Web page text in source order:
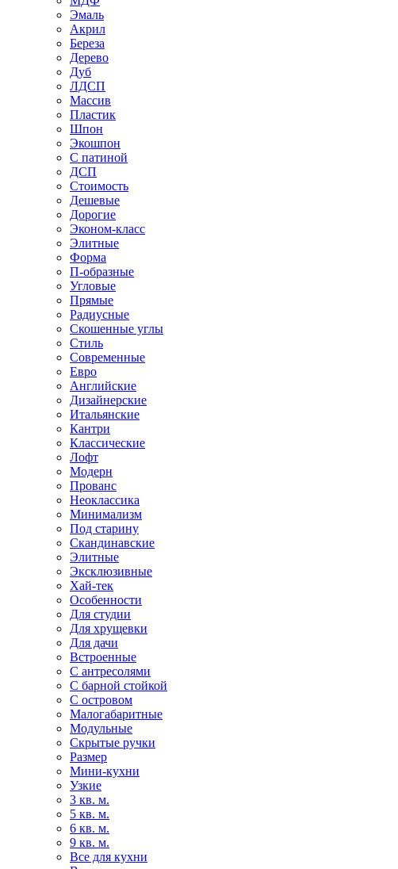
Эмаль
Акрил
Береза
Дерево
Дуб
ЛДСП
Массив
Пластик
Шпон
Экошпон
С патиной
ДСП
Стоимость
Дешевые
Дорогие
Эконом-класс
Элитные
Форма
П-образные
Угловые
Прямые
Радиусные
Скошенные углы
Стиль
Современные
Евро
Английские
Дизайнерские
Итальянские
Кантри
Классические
Лофт
Модерн
Прованс
Неоклассика
Минимализм
Под старину
Скандинавские
Элитные
Эксклюзивные
Хай-тек
Особенности
Для студии
Для хрущевки
Для дачи
Встроенные
С антресолями
С барной стойкой
С островом
Малогабаритные
Модульные
Скрытые ручки
Размер
Мини-кухни
Узкие
3 кв. м.
5 кв. м.
6 кв. м.
9 кв. м.
Все для кухни